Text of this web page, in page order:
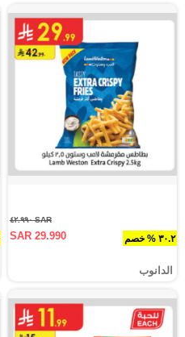
٣٠.٢ % خصم
SAR ٤٢.٩٩٠
SAR 29.990
الدانوب